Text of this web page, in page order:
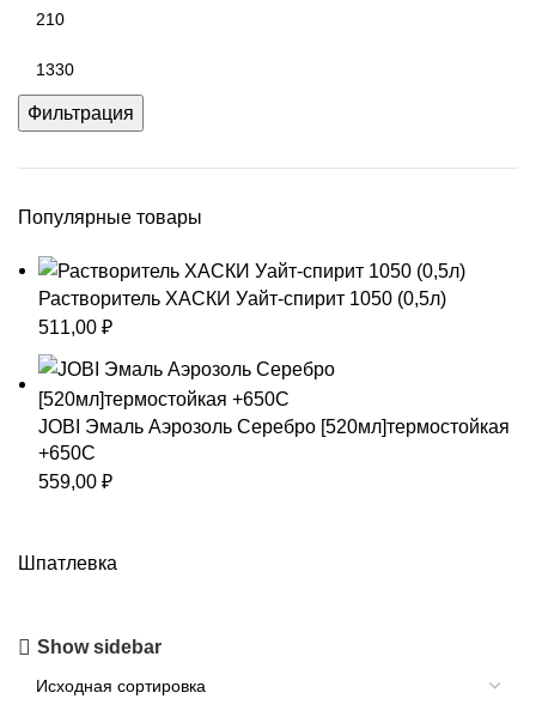
Фильтрация
Популярные товары
Растворитель ХАСКИ Уайт-спирит 1050 (0,5л)
511,00 ₽
JOBI Эмаль Аэрозоль Серебро [520мл]термостойкая
+650С
559,00 ₽
Шпатлевка
Show sidebar